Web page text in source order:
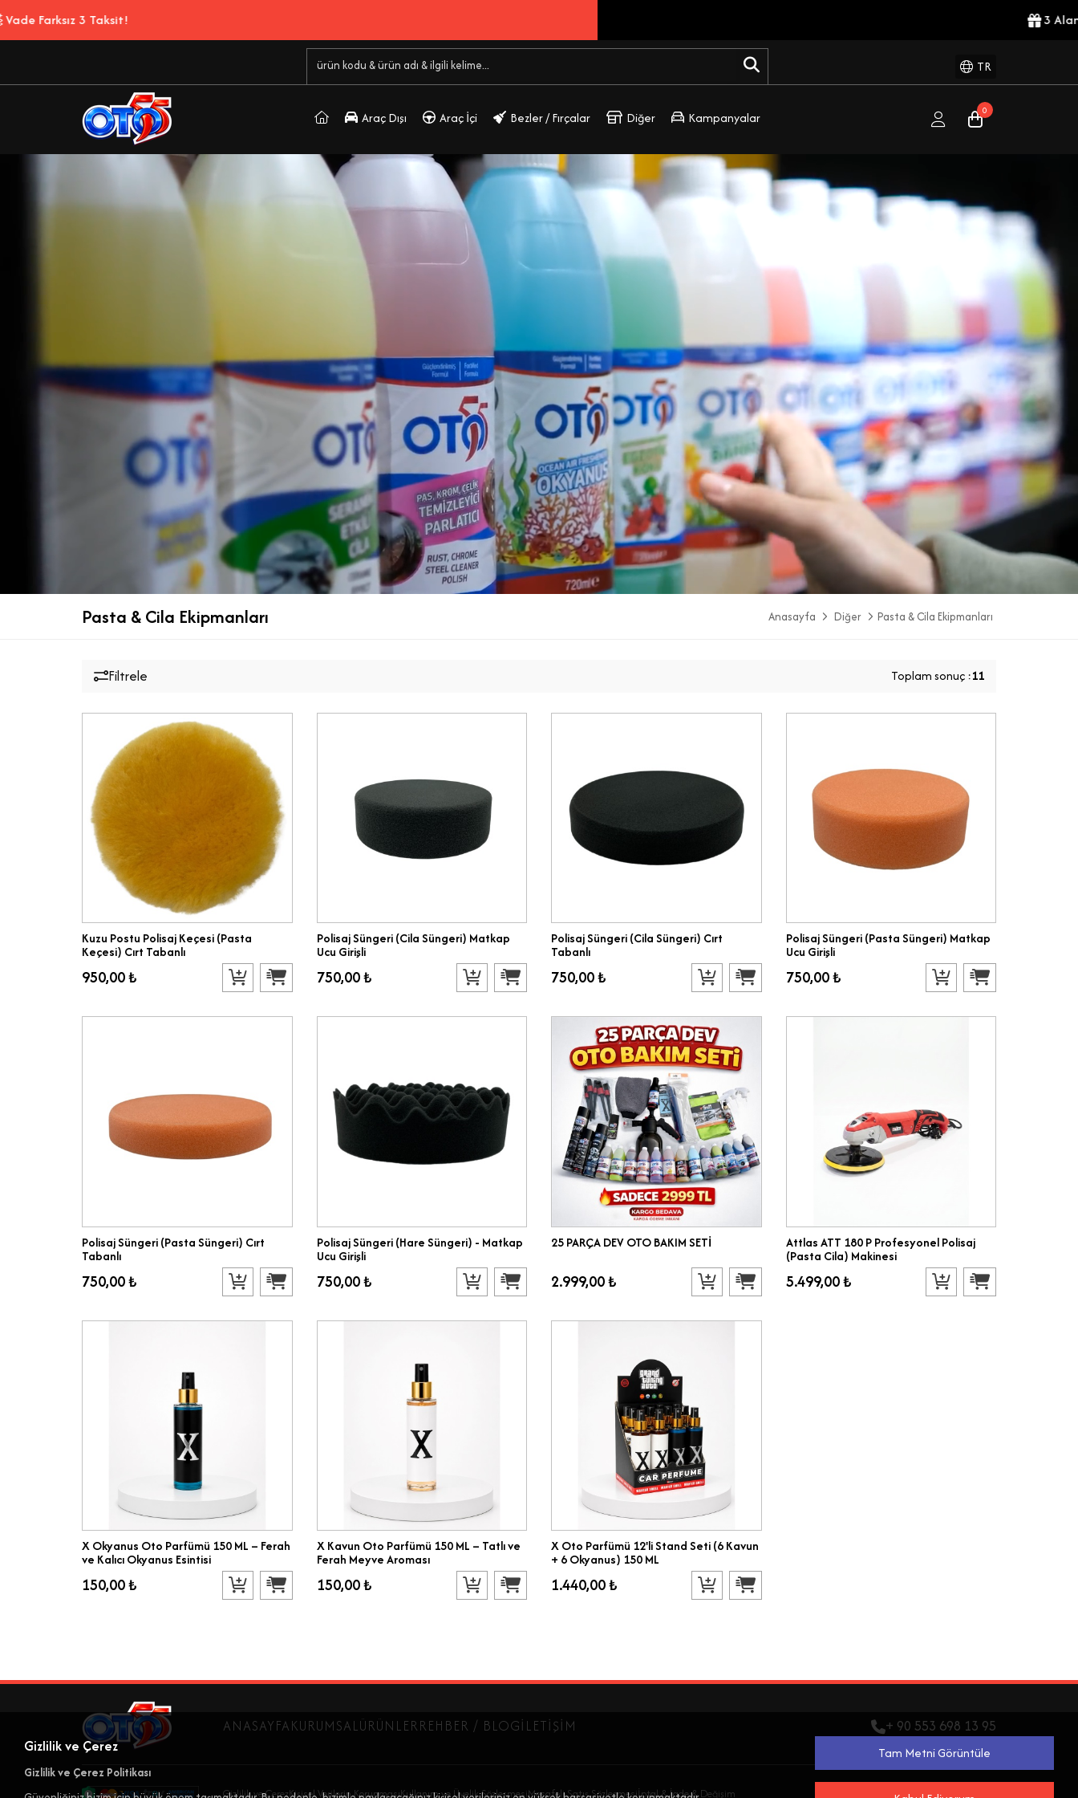
TR
Araç Dışı Araç İçi Bezler / Fırçalar Diğer Kampanyalar 0
Pasta & Cila Ekipmanları Anasayfa Diğer Pasta & Cila Ekipmanları
Filtrele Toplam sonuç :11
Kuzu Postu Polisaj Keçesi (Pasta
Keçesi) Cırt Tabanlı
950,00 ₺
Polisaj Süngeri (Cila Süngeri) Matkap
Ucu Girişli
750,00 ₺
Polisaj Süngeri (Cila Süngeri) Cırt
Tabanlı
750,00 ₺
Polisaj Süngeri (Pasta Süngeri) Matkap
Ucu Girişli
750,00 ₺
Polisaj Süngeri (Pasta Süngeri) Cırt
Tabanlı
750,00 ₺
Polisaj Süngeri (Hare Süngeri) - Matkap
Ucu Girişli
750,00 ₺
25 PARÇA DEV OTO BAKIM SETİ
2.999,00 ₺
Attlas ATT 180 P Profesyonel Polisaj
(Pasta Cila) Makinesi
5.499,00 ₺
X Okyanus Oto Parfümü 150 ML – Ferah
ve Kalıcı Okyanus Esintisi
150,00 ₺
X Kavun Oto Parfümü 150 ML – Tatlı ve
Ferah Meyve Aroması
150,00 ₺
X Oto Parfümü 12'li Stand Seti (6 Kavun
+ 6 Okyanus) 150 ML
1.440,00 ₺
ANASAYFAKURUMSALÜRÜNLERREHBER / BLOGİLETIŞIM + 90 553 698 13 95
Gizlilik ve ÇerezKişisel Verilerin KorunmasıKullanım ve Üyelik SözleşmesiMesafeli Satış Sözleşmesiİptal & İade & Değişim
Gizlilik ve Çerez
Gizlilik ve Çerez Politikası
Tam Metni Görüntüle